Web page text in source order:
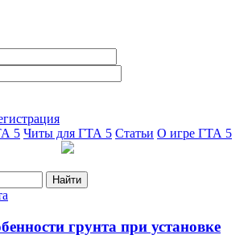
5 Читы для ГТА 5 Статьи О игре ГТА 5
Найти
грунта при установке